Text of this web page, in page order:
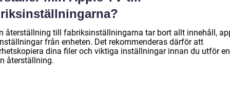
återställning till fabriksinställningarna tar bort allt innehåll,
från enheten. Det rekommenderas därför att
dina filer och viktiga inställningar innan du utför en
återställning.